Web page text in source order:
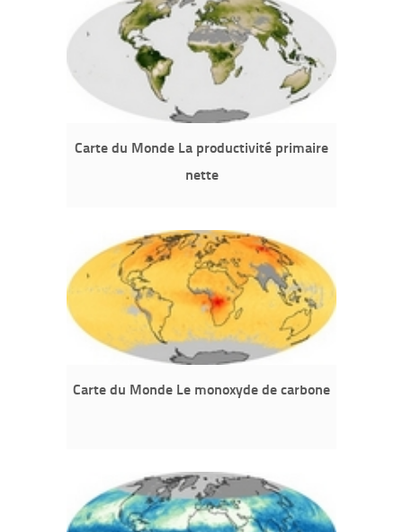
Carte du Monde La productivité primaire
nette
Carte du Monde Le monoxyde de carbone